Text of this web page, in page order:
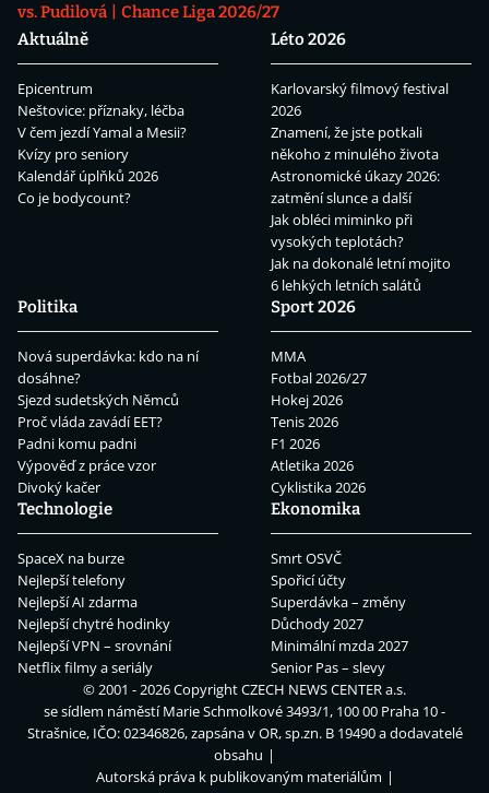
vs. Pudilová
Chance Liga 2026/27
Aktuálně
Epicentrum
Neštovice: příznaky, léčba
V čem jezdí Yamal a Mesii?
Kvízy pro seniory
Kalendář úplňků 2026
Co je bodycount?
Léto 2026
Karlovarský filmový festival
2026
Znamení, že jste potkali
někoho z minulého života
Astronomické úkazy 2026:
zatmění slunce a další
Jak obléci miminko při
vysokých teplotách?
Jak na dokonalé letní mojito
6 lehkých letních salátů
Politika
Nová superdávka: kdo na ní
dosáhne?
Sjezd sudetských Němců
Proč vláda zavádí EET?
Padni komu padni
Výpověď z práce vzor
Divoký kačer
Sport 2026
MMA
Fotbal 2026/27
Hokej 2026
Tenis 2026
F1 2026
Atletika 2026
Cyklistika 2026
Technologie
SpaceX na burze
Nejlepší telefony
Nejlepší AI zdarma
Nejlepší chytré hodinky
Nejlepší VPN – srovnání
Netflix filmy a seriály
Ekonomika
Smrt OSVČ
Spořicí účty
Superdávka – změny
Důchody 2027
Minimální mzda 2027
Senior Pas – slevy
© 2001 - 2026 CopyrightCZECH NEWS CENTER a.s.
se sídlem náměstí Marie Schmolkové 3493/1, 100 00 Praha 10 -
Strašnice, IČO: 02346826, zapsána v OR, sp.zn. B 19490 a dodavatelé
obsahu
Autorská práva k publikovaným materiálům